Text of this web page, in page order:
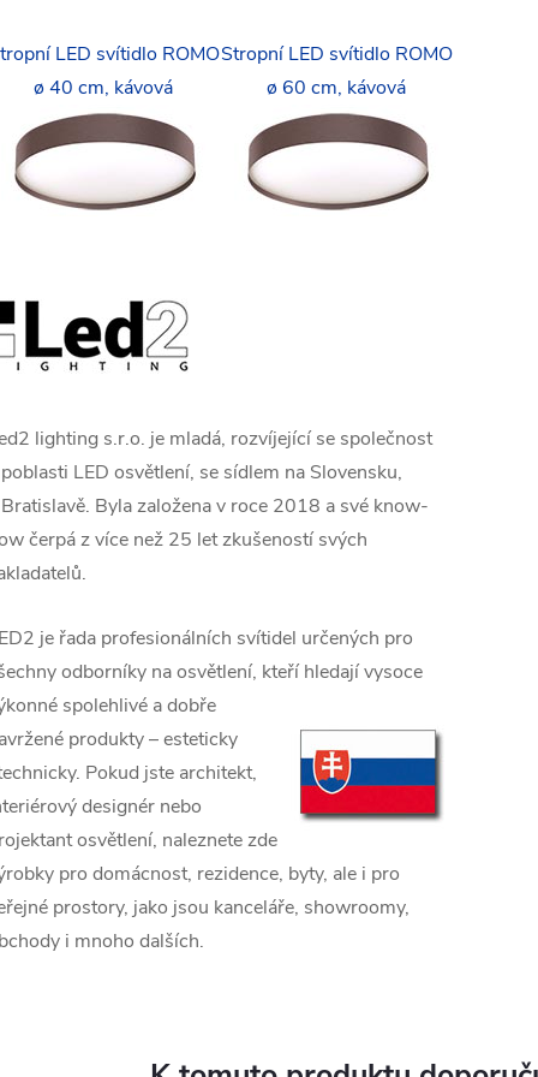
LED svítidlo ROMO
ø 40 cm, kávová
Stropní LED svítidlo ROMO
ø 60 cm, kávová
lighting s.r.o. je mladá, rozvíjející se společnost
LED osvětlení, se sídlem na Slovensku,
Byla založena v roce 2018 a své know-
čerpá z více než 25 let zkušeností svých
je řada profesionálních svítidel určených pro
odborníky na osvětlení, kteří hledají vysoce
spolehlivé adobře
produkty – esteticky
Pokud jste architekt,
designér nebo
osvětlení, naleznete zde
pro domácnost, rezidence, byty, ale i pro
prostory, jako jsou kanceláře, showroomy,
i mnoho dalších.